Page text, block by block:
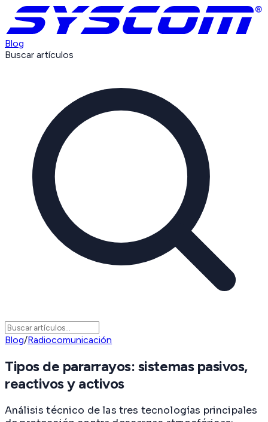
Blog
Buscar artículos
Blog/Radiocomunicación
Tipos de pararrayos: sistemas pasivos,
reactivos y activos
Análisis técnico de las tres tecnologías principales